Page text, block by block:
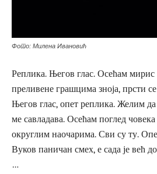
Фото: Милена Ивановић
Реплика. Његов глас. Осећам мирис
преливене грашцима зноја, прсти
Његов глас, опет реплика. Желим
ме савладава. Осећам поглед човека
округлим наочарима. Сви су ту.
Вуков паничан смех, е сада је већ
…